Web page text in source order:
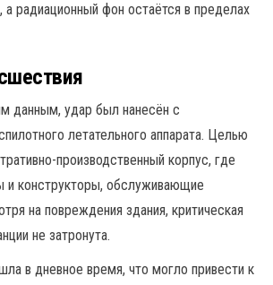
а радиационный фон остаётся в пределах
данным, удар был нанесён с
летательного аппарата. Целью
производственный корпус, где
и конструкторы, обслуживающие
на повреждения здания, критическая
не затронута.
в дневное время, что могло привести к